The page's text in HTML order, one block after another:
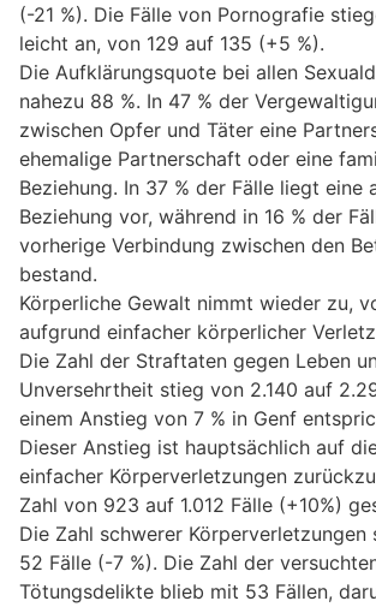
(-21 %). Die Fälle von Pornografie
leicht an, von 129 auf 135 (+5 %).
Die Aufklärungsquote bei allen
nahezu 88 %. In 47 % der
zwischen Opfer und Täter eine
ehemalige Partnerschaft oder eine
Beziehung. In 37 % der Fälle liegt eine
Beziehung vor, während in 16 % der
vorherige Verbindung zwischen den
bestand.
Körperliche Gewalt nimmt wieder zu,
aufgrund einfacher körperlicher
Die Zahl der Straftaten gegen Leben
Unversehrtheit stieg von 2.140 auf
einem Anstieg von 7 % in Genf
Dieser Anstieg ist hauptsächlich auf
einfacher Körperverletzungen
Zahl von 923 auf 1.012 Fälle (+10%)
Die Zahl schwerer
52 Fälle (-7 %). Die Zahl der
Tötungsdelikte blieb mit 53 Fällen,